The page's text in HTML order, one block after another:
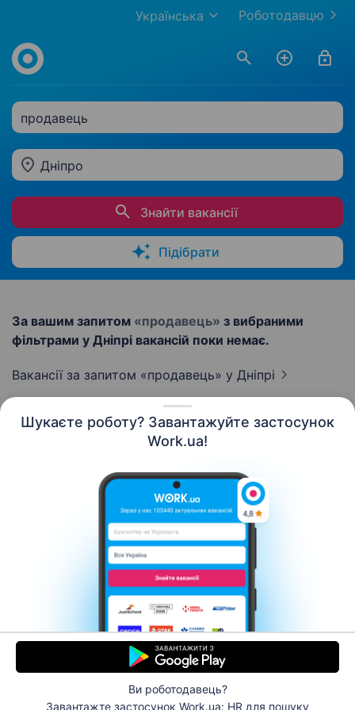
Шукаєте роботу? Завантажуйте застосунок
Work.ua!
Ви роботодавець?
Завантажте застосунок Work.ua: HR для пошуку
Роботодавцю
Українська
продавець
Дніпро
Знайти вакансії
Підібрати
За вашим запитом «продавець» з вибраними
фільтрами у Дніпрі вакансій поки немає.
Вакансії за запитом «продавець» у Дніпрі
Контакти Про нас
Кар’єра
Допомога Умови використання
© 2006–2026 Work.ua. Сервіс пошуку роботи №1 в